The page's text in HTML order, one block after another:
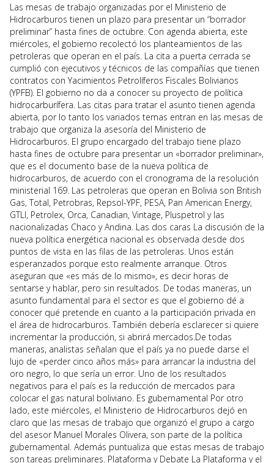
Las mesas de trabajo organizadas por el Ministerio de
Hidrocarburos tienen un plazo para presentar un “borrador
preliminar” hasta fines de octubre. Con agenda abierta, este
miércoles, el gobierno recolectó los planteamientos de las
petroleras que operan en el país. La cita a puerta cerrada se
cumplió con ejecutivos y técnicos de las compañías que tienen
contratos con Yacimientos Petrolíferos Fiscales Bolivianos
(YPFB). El gobierno no da a conocer su proyecto de política
hidrocarburífera. Las citas para tratar el asunto tienen agenda
abierta, por lo tanto los variados temas entran en las mesas de
trabajo que organiza la asesoría del Ministerio de
Hidrocarburos. El grupo encargado del trabajo tiene plazo
hasta fines de octubre para presentar un «borrador preliminar»,
que es el documento base de la nueva política de
hidrocarburos, de acuerdo con el cronograma de la resolución
ministerial 169. Las petroleras que operan en Bolivia son British
Gas, Total, Petrobras, Repsol-YPF, PESA, Pan American Energy,
GTLI, Petrolex, Orca, Canadian, Vintage, Pluspetrol y las
nacionalizadas Chaco y Andina. Las dos caras La discusión de la
nueva política energética nacional es observada desde dos
puntos de vista en las filas de las petroleras. Unos están
esperanzados porque esto realmente arranque. Otros
aseguran que «es más de lo mismo», es decir horas de
sentarse y hablar, pero sin resultados. De todas maneras, un
asunto fundamental para el sector es que el gobierno dé a
conocer qué pretende en cuanto a la participación privada en
el área de hidrocarburos. También debería esclarecer si quiere
incrementar la producción, si abrirá mercados.De todas
maneras, analistas señalan que el país ya no puede darse el
lujo de «perder cinco años más» para arrancar la industria del
oro negro, lo que sería un error. Uno de los resultados
negativos para el país es la reducción de mercados para
colocar el gas natural boliviano. Es gubernamental Por otro
lado, este miércoles, el Ministerio de Hidrocarburos dejó en
claro que las mesas de trabajo que organizó el grupo a cargo
del asesor Manuel Morales Olivera, son parte de la política
gubernamental. Además puntualiza que estas mesas de trabajo
son tareas preliminares. Plataforma y Debate La Plataforma y el